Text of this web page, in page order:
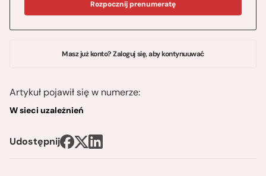
Rozpocznij prenumeratę
Masz już konto? Zaloguj się, aby kontynuuwać
Artykuł pojawił się w numerze:
W sieci uzależnień
Udostępnij